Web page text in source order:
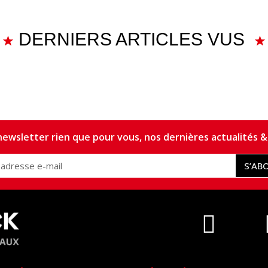
DERNIERS ARTICLES VUS
rien que pour vous, nos dernières actualités